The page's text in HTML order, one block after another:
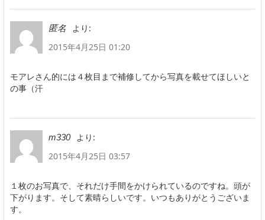
匿名
より:
2015年4月25日 01:20
モアレさん的には４枚目まで補修してから写真を載せてほしいと
の事（汗
m330
より:
2015年4月25日 03:57
１枚のお写真で、それだけ手間をかけられているのですね。頭が
下がります。そして素晴らしいです。いつもありがとうございま
す。